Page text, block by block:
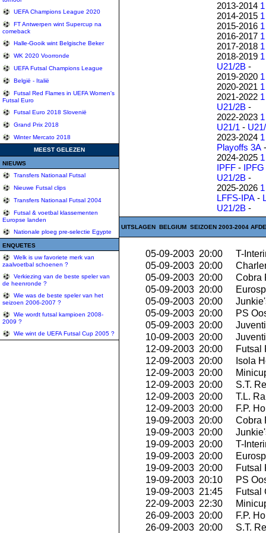
UEFA Champions League 2020
FT Antwerpen wint Supercup na
comeback
Halle-Gooik wint Belgische Beker
WK 2020 Voorronde
UEFA Futsal Champions League
België - Italië
Futsal Red Flames in UEFA Women's
Futsal Euro
Futsal Euro 2018 Slovenië
Grand Prix 2018
Winter Mercato 2018
MEEST GELEZEN
NIEUWS
Transfers Nationaal Futsal
Nieuwe Futsal clips
Transfers Nationaal Futsal 2004
Futsal & voetbal klassementen
Europse landen
Nationale ploeg pre-selectie Egypte
ENQUETES
Welk is uw favoriete merk van
zaalvoetbal schoenen ?
Verkiezing van de beste speler van
de heenronde ?
Wie was de beste speler van het
seizoen 2006-2007 ?
Wie wordt futsal kampioen 2008-
2009 ?
Wie wint de UEFA Futsal Cup 2005 ?
2013-2014 1
2014-2015 1
2015-2016 1
2016-2017 1
2017-2018 1
2018-2019 1
U21/2B -
2019-2020 1
2020-2021 1
2021-2022 1
U21/2B -
2022-2023 1
U21/1 -
2023-2024 1
Playoffs 3A
2024-2025 1
IPFF - IPFG
U21/2B -
2025-2026 1
LFFS-IPA -
U21/2B -
UITSLAGEN BELGIUM SEIZOEN 2003-2004
05-09-2003 20:00
T-
05-09-2003 20:00
05-09-2003 20:00
Cobra
05-09-2003 20:00
05-09-2003 20:00
05-09-2003 20:00
PS
05-09-2003 20:00
10-09-2003 20:00
12-09-2003 20:00
Futsal
12-09-2003 20:00
Isola
12-09-2003 20:00
12-09-2003 20:00
S.T.
12-09-2003 20:00
T.L.
12-09-2003 20:00
F.P.
19-09-2003 20:00
Cobra
19-09-2003 20:00
19-09-2003 20:00
T-
19-09-2003 20:00
19-09-2003 20:00
Futsal
19-09-2003 20:10
PS
19-09-2003 21:45
Futsal
22-09-2003 22:30
26-09-2003 20:00
F.P.
26-09-2003 20:00
S.T.